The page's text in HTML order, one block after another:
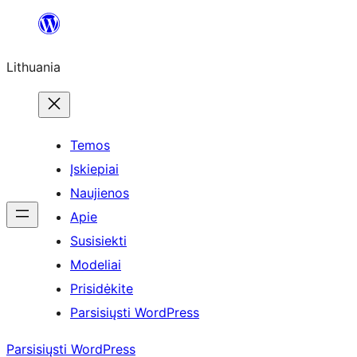
turinio
Lithuania
Temos
Įskiepiai
Naujienos
Apie
Susisiekti
Modeliai
Prisidėkite
Parsisiųsti WordPress
Parsisiųsti WordPress